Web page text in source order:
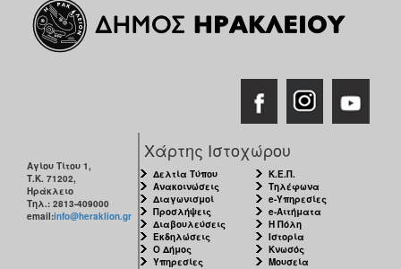
Αγίου Τίτου 1,
Τ.Κ. 71202,
Ηράκλειο
Τηλ.: 2813-409000
email:info@heraklion.gr
Χάρτης Ιστοχώρου
Δελτία Τύπου
Ανακοινώσεις
Διαγωνισμοί
Προσλήψεις
Διαβουλεύσεις
Εκδηλώσεις
Ο Δήμος
Υπηρεσίες
Κ.Ε.Π.
Τηλέφωνα
e-Υπηρεσίες
e-Αιτήματα
Η Πόλη
Ιστορία
Κνωσός
Μουσεία